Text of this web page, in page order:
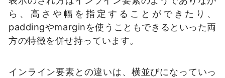
ら、高さや幅を指定することができたり、
paddingやmarginを使うこともできるといった両
方の特徴を併せ持っています。
インライン要素との違いは、横並びになっていっ